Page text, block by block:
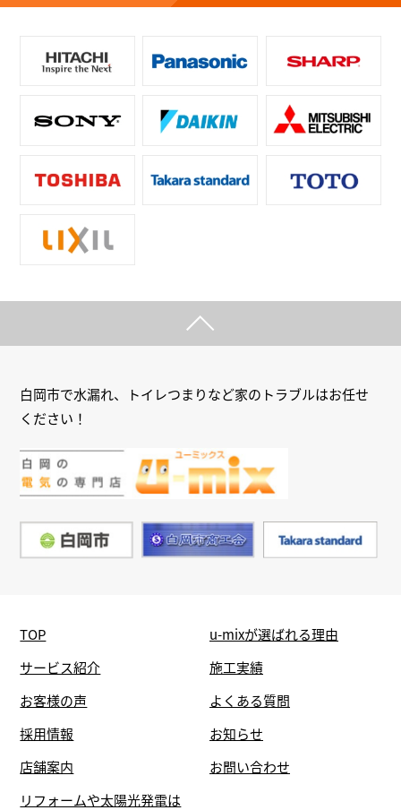
白岡市で水漏れ、トイレつまりなど家のトラブルはお任せ
ください！
TOP
u-mixが選ばれる理由
サービス紹介
施工実績
お客様の声
よくある質問
採用情報
お知らせ
店舗案内
お問い合わせ
リフォームや太陽光発電は